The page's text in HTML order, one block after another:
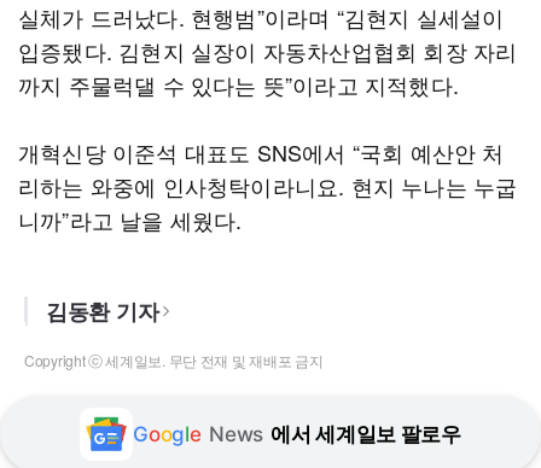
실체가 드러났다. 현행범”이라며 “김현지 실세설이
입증됐다. 김현지 실장이 자동차산업협회 회장 자리
까지 주물럭댈 수 있다는 뜻”이라고 지적했다.
개혁신당 이준석 대표도 SNS에서 “국회 예산안 처
리하는 와중에 인사청탁이라니요. 현지 누나는 누굽
니까”라고 날을 세웠다.
김동환 기자
Copyright ⓒ 세계일보. 무단 전재 및 재배포 금지
Google News 에서 세계일보 팔로우